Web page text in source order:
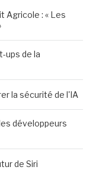
Agricole : « Les
ups de la
la sécurité de l'IA
développeurs
de Siri